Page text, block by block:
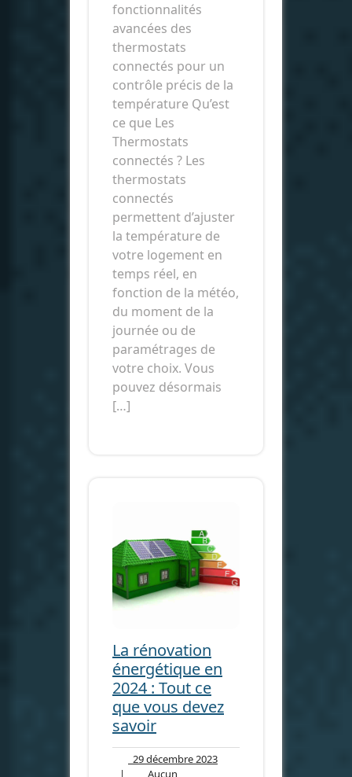
fonctionnalités
avancées des
thermostats
connectés pour un
contrôle précis de la
température Qu’est
ce que Les
Thermostats
connectés ? Les
thermostats
connectés
permettent d’ajuster
la température de
votre logement en
temps réel, en
fonction de la météo,
du moment de la
journée ou de
paramétrages de
votre choix. Vous
pouvez désormais
[…]
La rénovation
énergétique en
2024 : Tout ce
que vous devez
savoir
29 décembre 202329
|
Aucun